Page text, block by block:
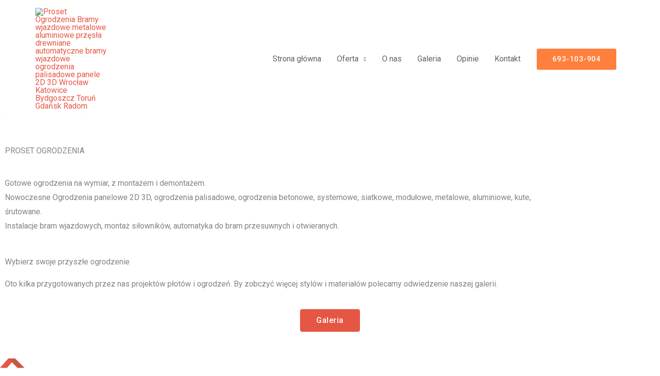
Strona główna Oferta O nas Galeria Opinie Kontakt 693-103-904
Ogrodzenia Panelowe Gniewkowo Płoty Panelowe 3D 2D Panele Ogrodzeniowe
PROSET OGRODZENIA
Gotowe ogrodzenia na wymiar, z montażem i demontażem.
Nowoczesne Ogrodzenia panelowe 2D 3D, ogrodzenia palisadowe, ogrodzenia betonowe, systemowe, siatkowe, modułowe, metalowe, aluminiowe, kute,
śrutowane.
Instalacje bram wjazdowych, montaż siłowników, automatyka do bram przesuwnych i otwieranych.
Wybierz swoje przyszłe ogrodzenie
Oto kilka przygotowanych przez nas projektów płotów i ogrodzeń. By zobczyć więcej stylów i materiałów polecamy odwiedzenie naszej galerii.
Galeria